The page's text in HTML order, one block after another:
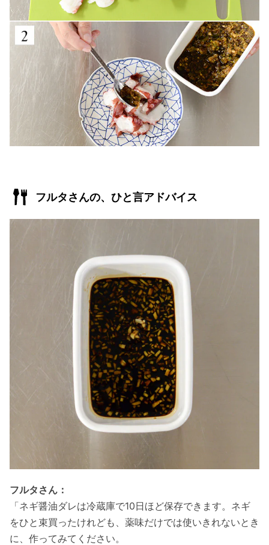
フルタさんの、ひと言アドバイス
フルタさん：
「ネギ醤油ダレは冷蔵庫で10日ほど保存できます。ネギ
をひと束買ったけれども、薬味だけでは使いきれないとき
に、作ってみてください。